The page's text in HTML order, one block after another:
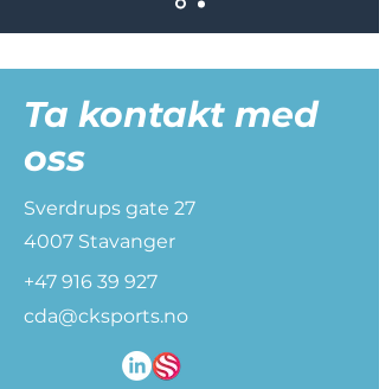
Ta kontakt med
oss
Sverdrups gate 27
4007 Stavanger
+47 916 39 927
cda@cksports.no